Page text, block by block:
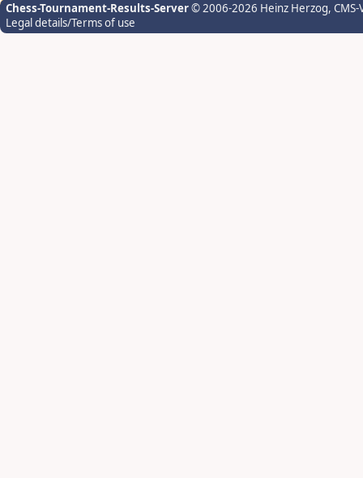
Chess-Tournament-Results-Server© 2006-2026 Heinz Herzog,
Legal details/Terms of use